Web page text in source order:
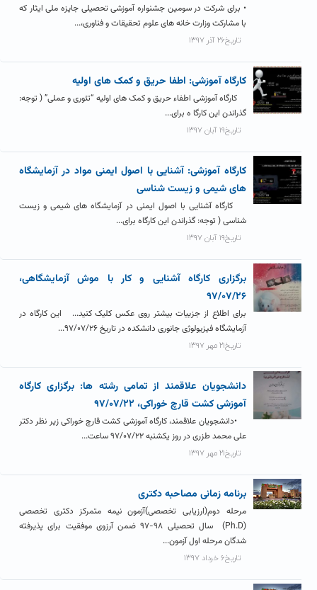
• برای شرکت در سومین جشنواره آموزشی تحصیلی جایزه ملی ایثار که
با مشارکت وزارت خانه های علوم تحقیقات و فناوری،...
تاریخ۲۶ آذر ۱۳۹۷
کارگاه آموزشی: اطفا حریق و کمک های اولیه
کارگاه آموزشی اطفاء حریق و کمک های اولیه “تئوری و عملی” ( توجه:
گذراندن این کارگا ه برای...
تاریخ۱۹ آبان ۱۳۹۷
کارگاه آموزشی: آشنایی با اصول ایمنی مواد در آزمایشگاه
های شیمی و زیست شناسی
کارگاه آشنایی با اصول ایمنی در آزمایشگاه های شیمی و زیست
شناسی ( توجه: گذراندن این کارگاه برای...
تاریخ۱۹ آبان ۱۳۹۷
برگزاری کارگاه آشنایی و کار با موش آزمایشگاهی،
۹۷/۰۷/۲۶
برای اطلاع از جزییات بیشتر روی عکس کلیک کنید... این کارگاه در
آزمایشگاه فیزیولوژی جانوری دانشکده در تاریخ ۹۷/۰۷/۲۶...
تاریخ۲۱ مهر ۱۳۹۷
دانشجویان علاقمند از تمامی رشته ها: برگزاری کارگاه
آموزشی کشت قارچ خوراکی، ۹۷/۰۷/۲۲
•دانشجویان علاقمند، کارگاه آموزشی کشت قارچ خوراکی زیر نظر دکتر
علی محمد طزری در روز یکشنبه ۹۷/۰۷/۲۲ ساعت...
تاریخ۲۱ مهر ۱۳۹۷
برنامه زمانی مصاحبه دکتری
مرحله دوم(ارزیابی تخصصی)آزمون نیمه متمرکز دکتری تخصصی
(Ph.D) سال تحصیلی ۹۸-۹۷ ضمن آرزوی موفقیت برای پذیرفته
شدگان مرحله اول آزمون...
تاریخ۶ خرداد ۱۳۹۷